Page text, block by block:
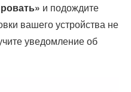
и подождите
вашего устройства не
уведомление об